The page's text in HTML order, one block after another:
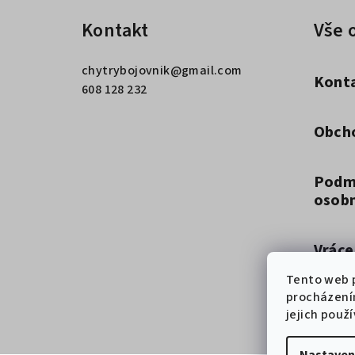
Tento web
jejich
Kontakt
chytrybojovnik@gmail.com
608 128 232
Vše